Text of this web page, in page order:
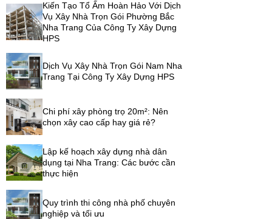
Kiến Tạo Tổ Ấm Hoàn Hảo Với Dịch
Vụ Xây Nhà Trọn Gói Phường Bắc
Nha Trang Của Công Ty Xây Dựng
HPS
Dịch Vụ Xây Nhà Trọn Gói Nam Nha
Trang Tại Công Ty Xây Dựng HPS
Chi phí xây phòng trọ 20m²: Nên
chọn xây cao cấp hay giá rẻ?
Lập kế hoạch xây dựng nhà dân
dụng tại Nha Trang: Các bước cần
thực hiện
Quy trình thi công nhà phố chuyên
nghiệp và tối ưu